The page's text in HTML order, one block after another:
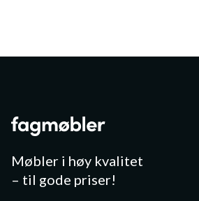
Møbler i høy kvalitet
– til gode priser!